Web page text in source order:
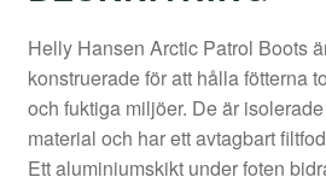
Helly Hansen Arctic Patrol Boots
konstruerade för att hålla fötterna
och fuktiga miljöer. De är
material och har ett avtagbart
Ett aluminiumskikt under foten